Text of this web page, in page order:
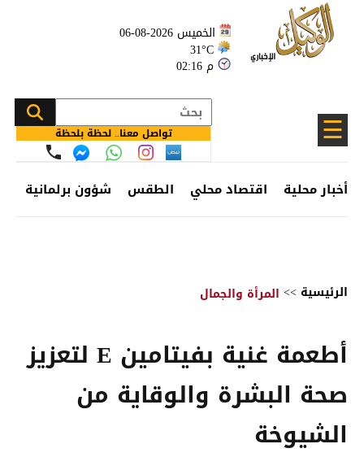
الخميس 2026-08-06
31°C
02:16 م
☰ تواصل معنا.. لحظة بلحظة
أخبار محلية اقتصاد محلي الطقس شؤون برلمانية
الرئيسية >> المرأة والجمال
أطعمة غنية بفيتامين E لتعزيز
صحة البشرة والوقاية من
الشيوخة